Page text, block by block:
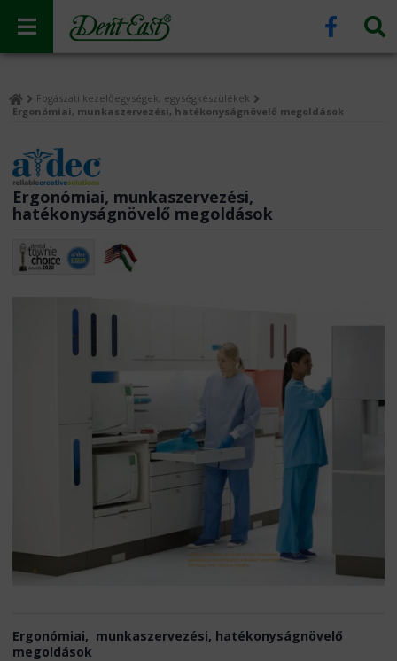
Fogászati kezelőegységek, egységkészülékek
Ergonómiai, munkaszervezési, hatékonyságnövelő megoldások
Ergonómiai, munkaszervezési,
hatékonyságnövelő megoldások
Ergonómiai, munkaszervezési, hatékonyságnövelő
megoldások